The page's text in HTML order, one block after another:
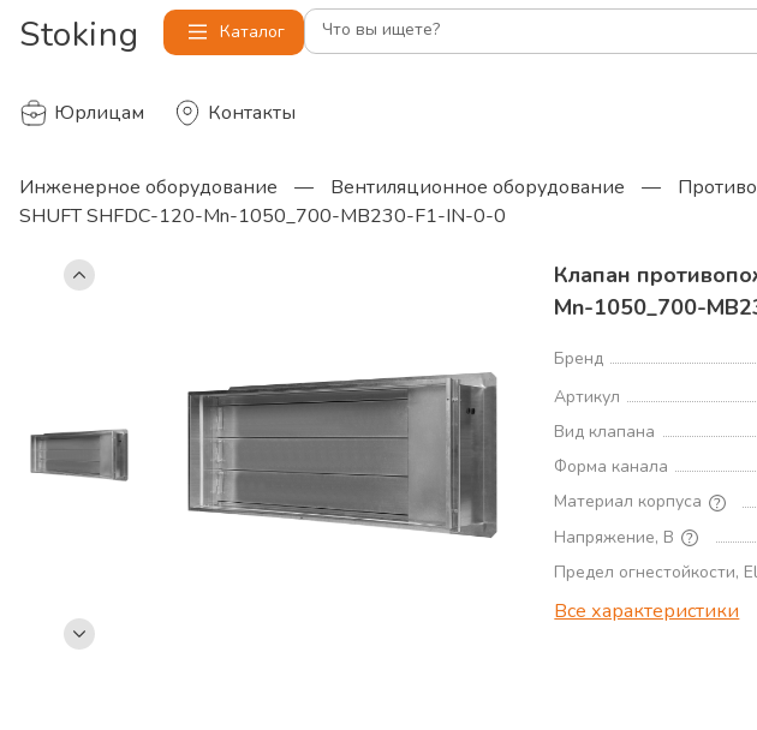
Stoking Каталог Что вы ищете?
Юрлицам Контакты
Инженерное оборудование — Вентиляционное оборудование —
SHUFT SHFDC-120-Mn-1050_700-MB230-F1-IN-0-0
Клапан
Mn-1050_700-
Бренд
Артикул
Вид клапана
Форма канала
Материал корпуса
Напряжение, В
Предел огнестойкости, El
Все характеристики